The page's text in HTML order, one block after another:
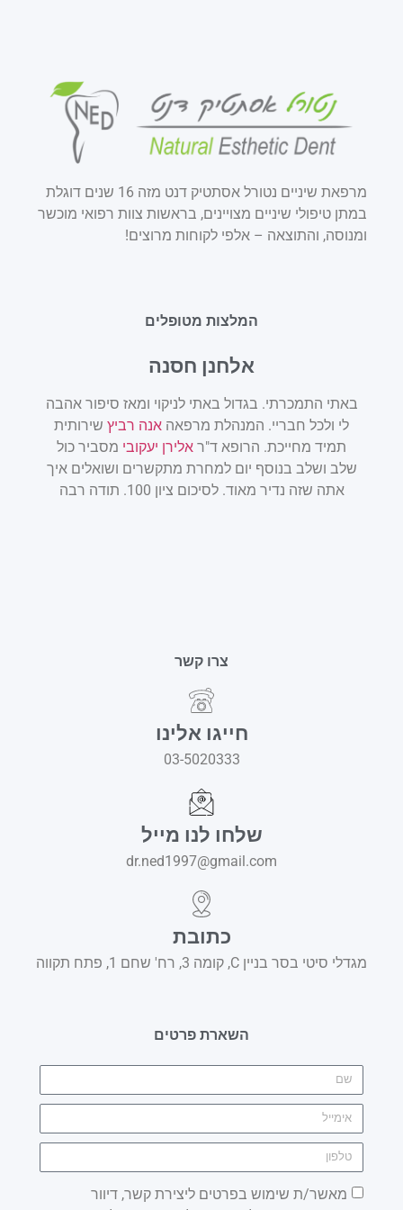
מרפאת שיניים נטורל אסתטיק דנט מזה 16 שנים דוגלת
במתן טיפולי שיניים מצויינים, בראשות צוות רפואי מוכשר
ומנוסה, והתוצאה – אלפי לקוחות מרוצים!
המלצות מטופלים
אלחנן חסנה
באתי התמכרתי. בגדול באתי לניקוי ומאז סיפור אהבה
לי ולכל חבריי. המנהלת מרפאה אנה רביץ שירותית
תמיד מחייכת. הרופא ד"ר אלירן יעקובי מסביר כול
שלב ושלב בנוסף יום למחרת מתקשרים ושואלים איך
אתה שזה נדיר מאוד. לסיכום ציון 100. תודה רבה
צרו קשר
חייגו אלינו
03-5020333
שלחו לנו מייל
dr.ned1997@gmail.com
כתובת
מגדלי סיטי בסר בניין C, קומה 3, רח' שחם 1, פתח תקווה
השארת פרטים
מאשר/ת שימוש בפרטים ליצירת קשר, דיוור